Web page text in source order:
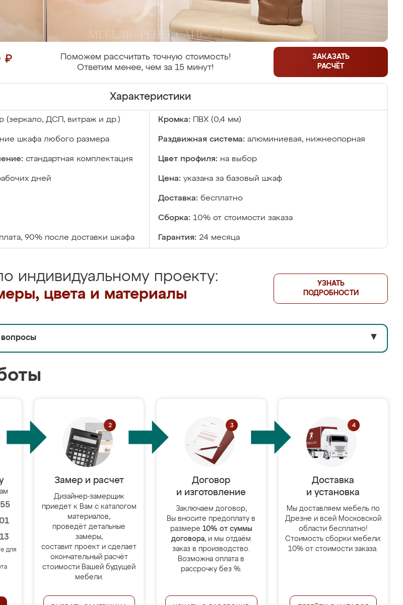
₽
Поможем рассчитать точную стоимость!
Ответим менее, чем за 15 минут!
ЗАКАЗАТЬ
РАСЧЁТ
Характеристики
(зеркало, ДСП, витраж и др.) Кромка: ПВХ (0,4 мм)
шкафа любого размера Раздвижная система: алюминиевая, нижнеопорная
стандартная комплектация Цвет профиля: на выбор
дней Цена: указана за базовый шкаф
Доставка: бесплатно
Сборка: 10% от стоимости заказа
90% после доставки шкафа Гарантия: 24 месяца
индивидуальному проекту:
цвета и материалы
УЗНАТЬ
ПОДРОБНОСТИ
▼
для
Замер и расчет
Дизайнер-замерщик
приедет к Вам с каталогом
материалов,
проведёт детальные
замеры,
составит проект и сделает
окончательный расчёт
стоимости Вашей будущей
мебели.
Договор
и изготовление
Заключаем договор,
Вы вносите предоплату в
размере 10% от суммы
договора, и мы отдаём
заказ в производство.
Возможна оплата в
рассрочку без %.
Доставка
и установка
Мы доставляем мебель по
Дрезне и всей Московской
области бесплатно!
Стоимость сборки мебели:
10% от стоимости заказа.